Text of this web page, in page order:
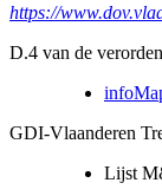
https://
D.4 van de
GDI-Vlaanderen
Lijst